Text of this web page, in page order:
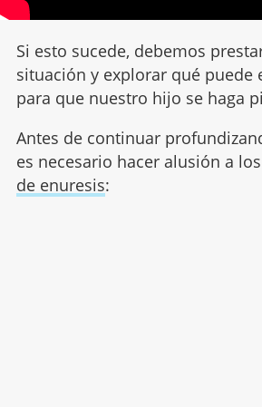
Si esto sucede, debemos
situación y explorar qué puede
para que nuestro hijo se haga
Antes de continuar
es necesario hacer alusión a
de enuresis: